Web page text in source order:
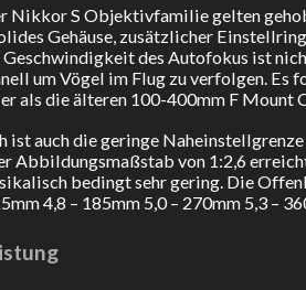
S Objektivfamilie gelten
Gehäuse, zusätzlicher
des Autofokus ist
um Vögel im Flug zu verfolgen. Es
als die älteren 100-400mm F Mount
ist auch die geringe
Abbildungsmaßstab von 1:2,6
bedingt sehr gering. Die
4,8 – 185mm 5,0 – 270mm 5,3 –